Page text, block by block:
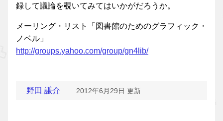
録して議論を覗いてみてはいかがだろうか。
メーリング・リスト「図書館のためのグラフィック・
ノベル」
http://groups.yahoo.com/group/gn4lib/
野田 謙介 2012年6月29日 更新